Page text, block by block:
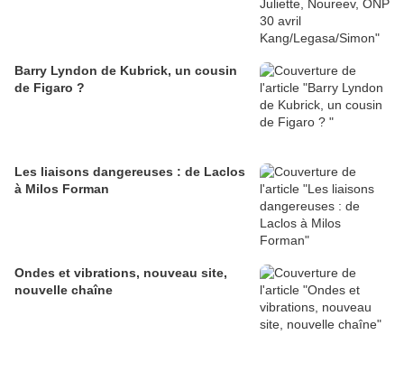
Barry Lyndon de Kubrick, un cousin
de Figaro ?
Les liaisons dangereuses : de Laclos
à Milos Forman
Ondes et vibrations, nouveau site,
nouvelle chaîne